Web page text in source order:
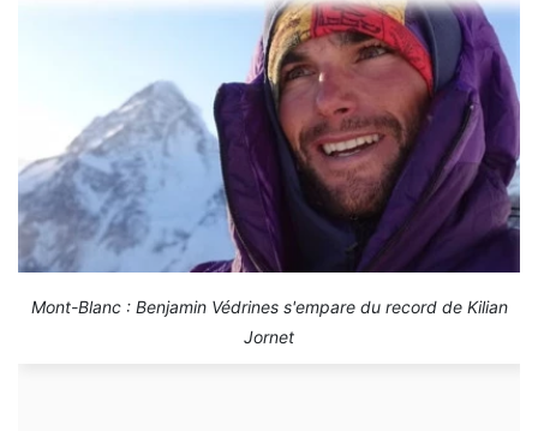
Mont-Blanc : Benjamin Védrines s'empare du record de Kilian
Jornet